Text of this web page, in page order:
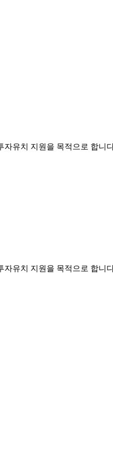
유치 지원을 목적으로 합니
유치 지원을 목적으로 합니